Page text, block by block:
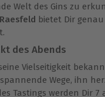
Welt des Gins zu
bietet Dir genau
des Abends
Vielseitigkeit
Wege, ihn
Tastings werden Dir 7